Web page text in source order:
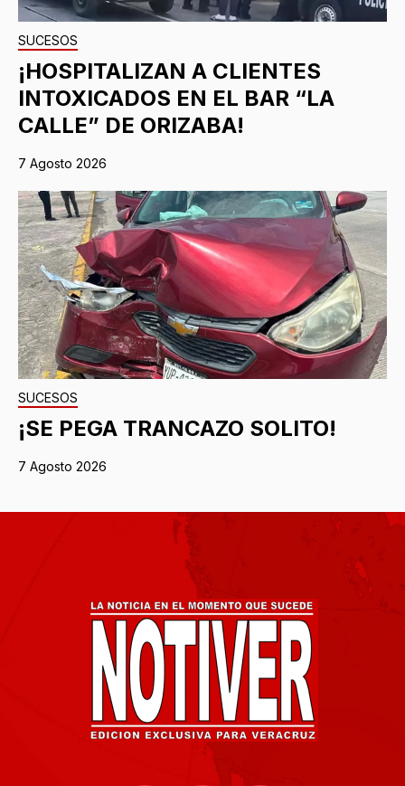
SUCESOS
¡HOSPITALIZAN A CLIENTES
INTOXICADOS EN EL BAR “LA
CALLE” DE ORIZABA!
7 Agosto 2026
SUCESOS
¡SE PEGA TRANCAZO SOLITO!
7 Agosto 2026